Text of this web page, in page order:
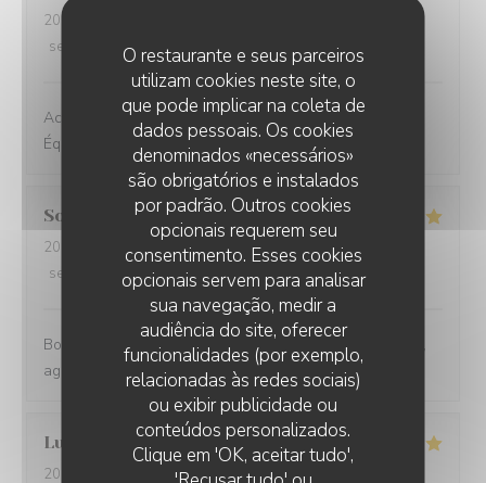
O restaurante e seus parceiros
utilizam cookies neste site, o
que pode implicar na coleta de
dados pessoais. Os cookies
denominados «necessários»
são obrigatórios e instalados
por padrão. Outros cookies
opcionais requerem seu
consentimento. Esses cookies
opcionais servem para analisar
sua navegação, medir a
audiência do site, oferecer
funcionalidades (por exemplo,
relacionadas às redes sociais)
ou exibir publicidade ou
conteúdos personalizados.
Clique em 'OK, aceitar tudo',
2026-08-06
service
/5 ambience : /5 quality_price
Aceuill, service, repas excellent comme toujours ++++
Équipe au top Je recommande +++++
Sonia
2026-08-06
- 12:30 - guests 3
service
/5 ambience: 5/5 menu : 5/5 quality_price
Bons produits, serveurs et serveuses au top, serviables,
agréables. On passe un bon moment
Lucie
2026-08-05
- 12:45 - guests 13
LES TERRASSES DU PORT